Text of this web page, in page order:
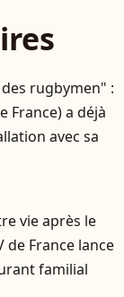
rugbymen" :
France) a déjà
avec sa
vie après le
de France lance
familial